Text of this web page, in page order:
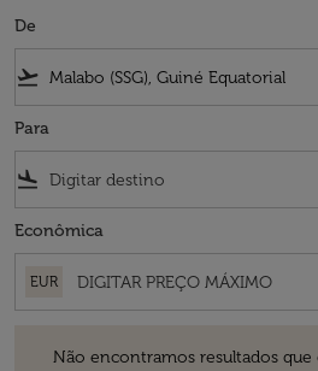
De
flight_takeoff
Para
flight_land
Econômica
EUR
Não encontramos resultados